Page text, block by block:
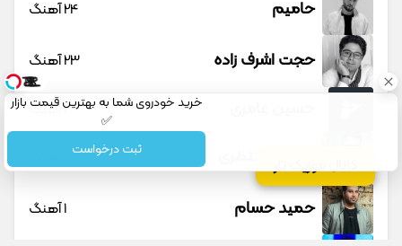
کانال موزیک تار
حامیم 24 آهنگ
حجت اشرف زاده 23 آهنگ
1 آهنگ
12 آهنگ
حمید حسام 1 آهنگ
خرید خودروی شما به بهترین قیمت بازار
✅
ثبت درخواست